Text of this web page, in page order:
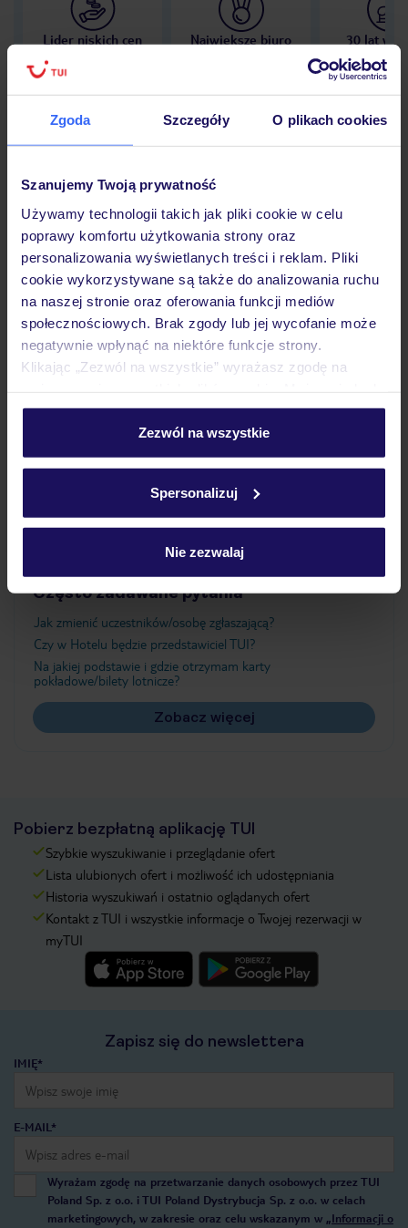
Zgoda Szczegóły O plikach cookies
Szanujemy Twoją prywatność
Używamy technologii takich jak pliki cookie w celu
poprawy komfortu użytkowania strony oraz
personalizowania wyświetlanych treści i reklam. Pliki
cookie wykorzystywane są także do analizowania ruchu
na naszej stronie oraz oferowania funkcji mediów
społecznościowych. Brak zgody lub jej wycofanie może
negatywnie wpłynąć na niektóre funkcje strony.
Klikając „Zezwól na wszystkie” wyrażasz zgodę na
personalizować swój wybór wchodząc w zakładkę
Szczegółowe informacje o plikach cookie znajdziesz
Zezwól na wszystkie
Spersonalizuj
Nie zezwalaj
Lider niskich cen
Największe biuro
30 lat w
Hotel
Opinie
Pokoje
Wyżywienie
Ważne informacje
Często zadawane pytania
Jak zmienić uczestników/osobę zgłaszającą?
Czy w Hotelu będzie przedstawiciel TUI?
Na jakiej podstawie i gdzie otrzymam karty
pokładowe/bilety lotnicze?
Zobacz więcej
Pobierz bezpłatną aplikację TUI
Szybkie wyszukiwanie i przeglądanie ofert
Lista ulubionych ofert i możliwość ich udostępniania
Historia wyszukiwań i ostatnio oglądanych ofert
Kontakt z TUI i wszystkie informacje o Twojej rezerwacji w
myTUI
Zapisz się do newslettera
IMIĘ*
E-MAIL*
Wyrażam zgodę na przetwarzanie danych osobowych przez TUI
Poland Sp. z o.o. i TUI Poland Dystrybucja Sp. z o.o. w celach
marketingowych, w zakresie oraz celu wskazanym w „Informacji o